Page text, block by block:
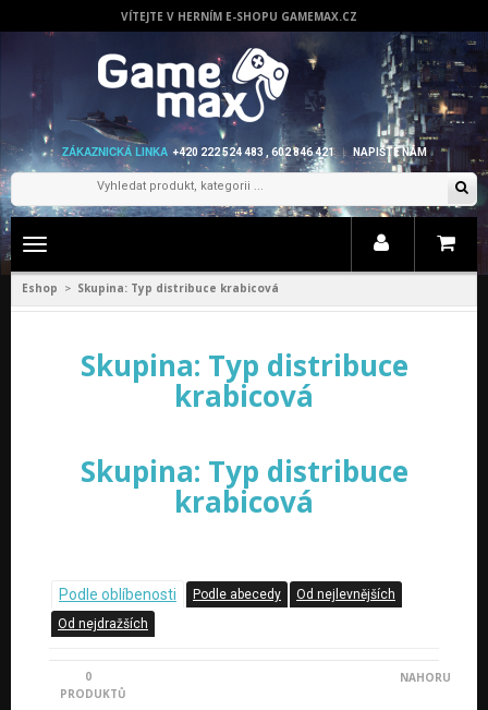
VÍTEJTE V HERNÍM E-SHOPU GAMEMAX.CZ
ZÁKAZNICKÁ LINKA +420 222 524 483 , 602 846 421 NAPIŠTE NÁM
Zobrazit
Eshop > Skupina: Typ distribuce krabicová
Skupina: Typ distribuce
krabicová
Skupina: Typ distribuce
krabicová
Podle oblíbenosti Podle abecedy
Od nejlevnějších
Od nejdražších
0
PRODUKTŮ
NAHORU